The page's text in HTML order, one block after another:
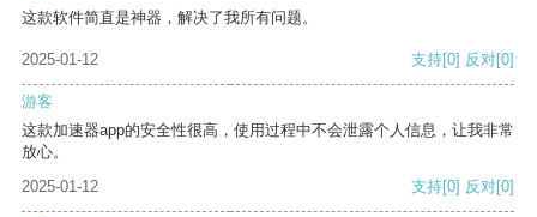
这款软件简直是神器，解决了我所有问题。
2025-01-12 支持[0] 反对[0]
游客
这款加速器app的安全性很高，使用过程中不会泄露个人信息，让我非常
放心。
2025-01-12
支持[0] 反对[0]